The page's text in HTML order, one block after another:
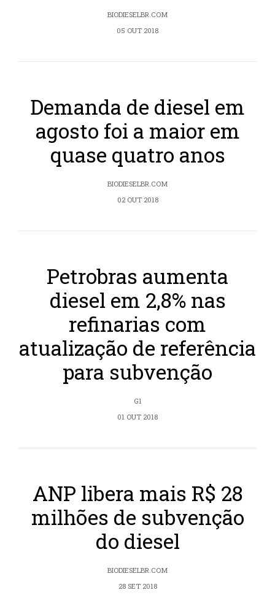
BIODIESELBR.COM
05 OUT 2018
Demanda de diesel em
agosto foi a maior em
quase quatro anos
BIODIESELBR.COM
02 OUT 2018
Petrobras aumenta
diesel em 2,8% nas
refinarias com
atualização de referência
para subvenção
G1
01 OUT 2018
ANP libera mais R$ 28
milhões de subvenção
do diesel
BIODIESELBR.COM
28 SET 2018